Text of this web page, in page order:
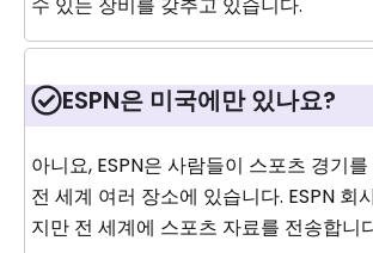
ESPN은 미국에만 있나요?
아니요, ESPN은 사람들이 스포츠 경기
전 세계 여러 장소에 있습니다. ESPN 회
지만 전 세계에 스포츠 자료를 전송합니